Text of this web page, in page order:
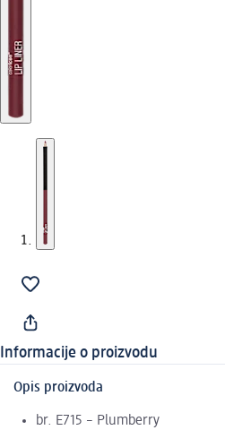
Informacije o proizvodu
Opis proizvoda
br. E715 – Plumberry